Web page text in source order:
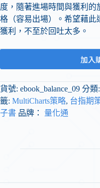
度，隨著進場時間與獲利
格（容易出場）。希望藉此
獲利，不至於回吐太多。
加入
貨號: ebook_balance_09 分類:
籤: MultiCharts策略, 台指期
子書 品牌： 量化通